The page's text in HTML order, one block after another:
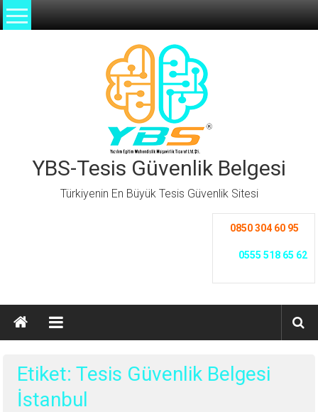
İçeriğe
geç
YBS-Tesis Güvenlik Belgesi
Türkiyenin En Büyük Tesis Güvenlik Sitesi
0850 304 60 95
0555 518 65 62
Etiket: Tesis Güvenlik Belgesi
İstanbul